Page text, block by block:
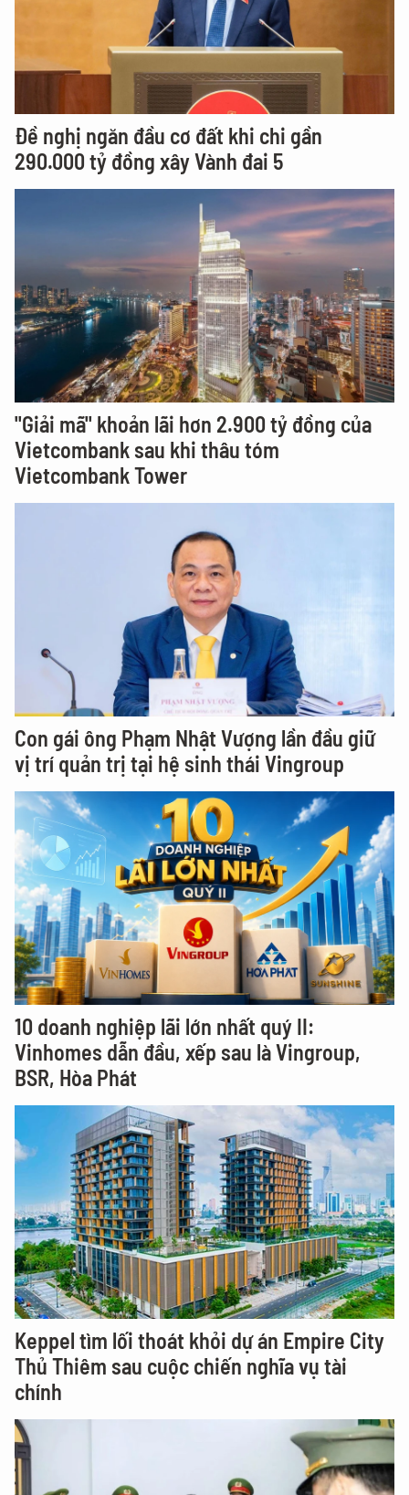
Đề nghị ngăn đầu cơ đất khi chi gần
290.000 tỷ đồng xây Vành đai 5
"Giải mã" khoản lãi hơn 2.900 tỷ đồng của
Vietcombank sau khi thâu tóm
Vietcombank Tower
Con gái ông Phạm Nhật Vượng lần đầu giữ
vị trí quản trị tại hệ sinh thái Vingroup
10 doanh nghiệp lãi lớn nhất quý II:
Vinhomes dẫn đầu, xếp sau là Vingroup,
BSR, Hòa Phát
Keppel tìm lối thoát khỏi dự án Empire City
Thủ Thiêm sau cuộc chiến nghĩa vụ tài
chính